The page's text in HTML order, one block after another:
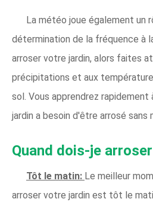
La météo joue également un
détermination de la fréquence à
arroser votre jardin, alors faites
précipitations et aux
sol. Vous apprendrez rapidement
jardin a besoin d'être arrosé sans
Quand dois-je
Tôt le matin: Le meilleur
arroser votre jardin est tôt le